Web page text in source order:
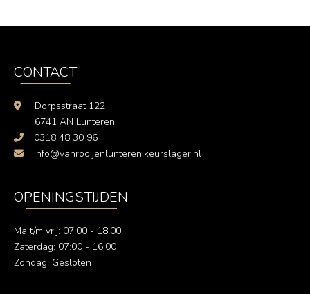
CONTACT
Dorpsstraat 122
6741 AN Lunteren
0318 48 30 96
info@vanrooijenlunteren.keurslager.nl
OPENINGSTIJDEN
Ma t/m vrij: 07:00 - 18:00
Zaterdag: 07:00 - 16:00
Zondag: Gesloten